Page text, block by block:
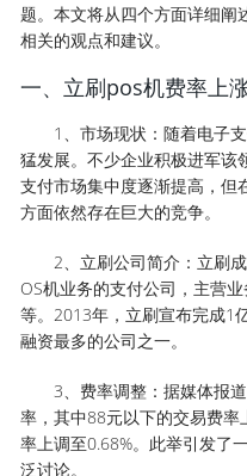
题。本文将从四个方面详细阐
相关的观点和建议。
一、立刷pos机费率上
1、市场现状：随着电子
猛发展。不少企业积极进军该
支付市场集中度逐渐提高，但
方面依然存在巨大的竞争。
2、立刷公司简介：立刷
OS机业务的支付公司，主营
等。2013年，立刷宣布完成1
融资最多的公司之一。
3、费率调整：据媒体报
率，其中88元以下的交易费
率上调至0.68%。此举引发了
泛讨论。